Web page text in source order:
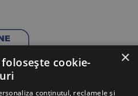
×
cookie-
uri
conținutul, reclamele și